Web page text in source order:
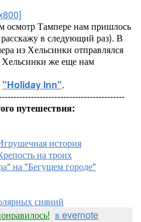
осмотр Тампере нам пришлось
в следующий раз). В
из Хельсинки отправлялся
же еще нам
"Holiday Inn".
путешествия:
история
на троих
на "Бегущем городе"
сияний
в evernote